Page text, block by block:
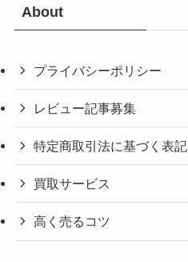
About
プライバシーポリシー
レビュー記事募集
特定商取引法に基づく表記
買取サービス
高く売るコツ